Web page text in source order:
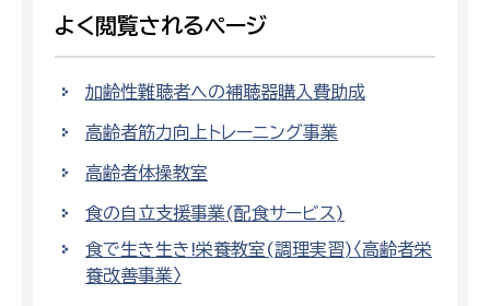
よく閲覧されるページ
加齢性難聴者への補聴器購入費助成
高齢者筋力向上トレーニング事業
高齢者体操教室
食の自立支援事業(配食サービス)
食で生き生き!栄養教室(調理実習)〈高齢者栄
養改善事業〉